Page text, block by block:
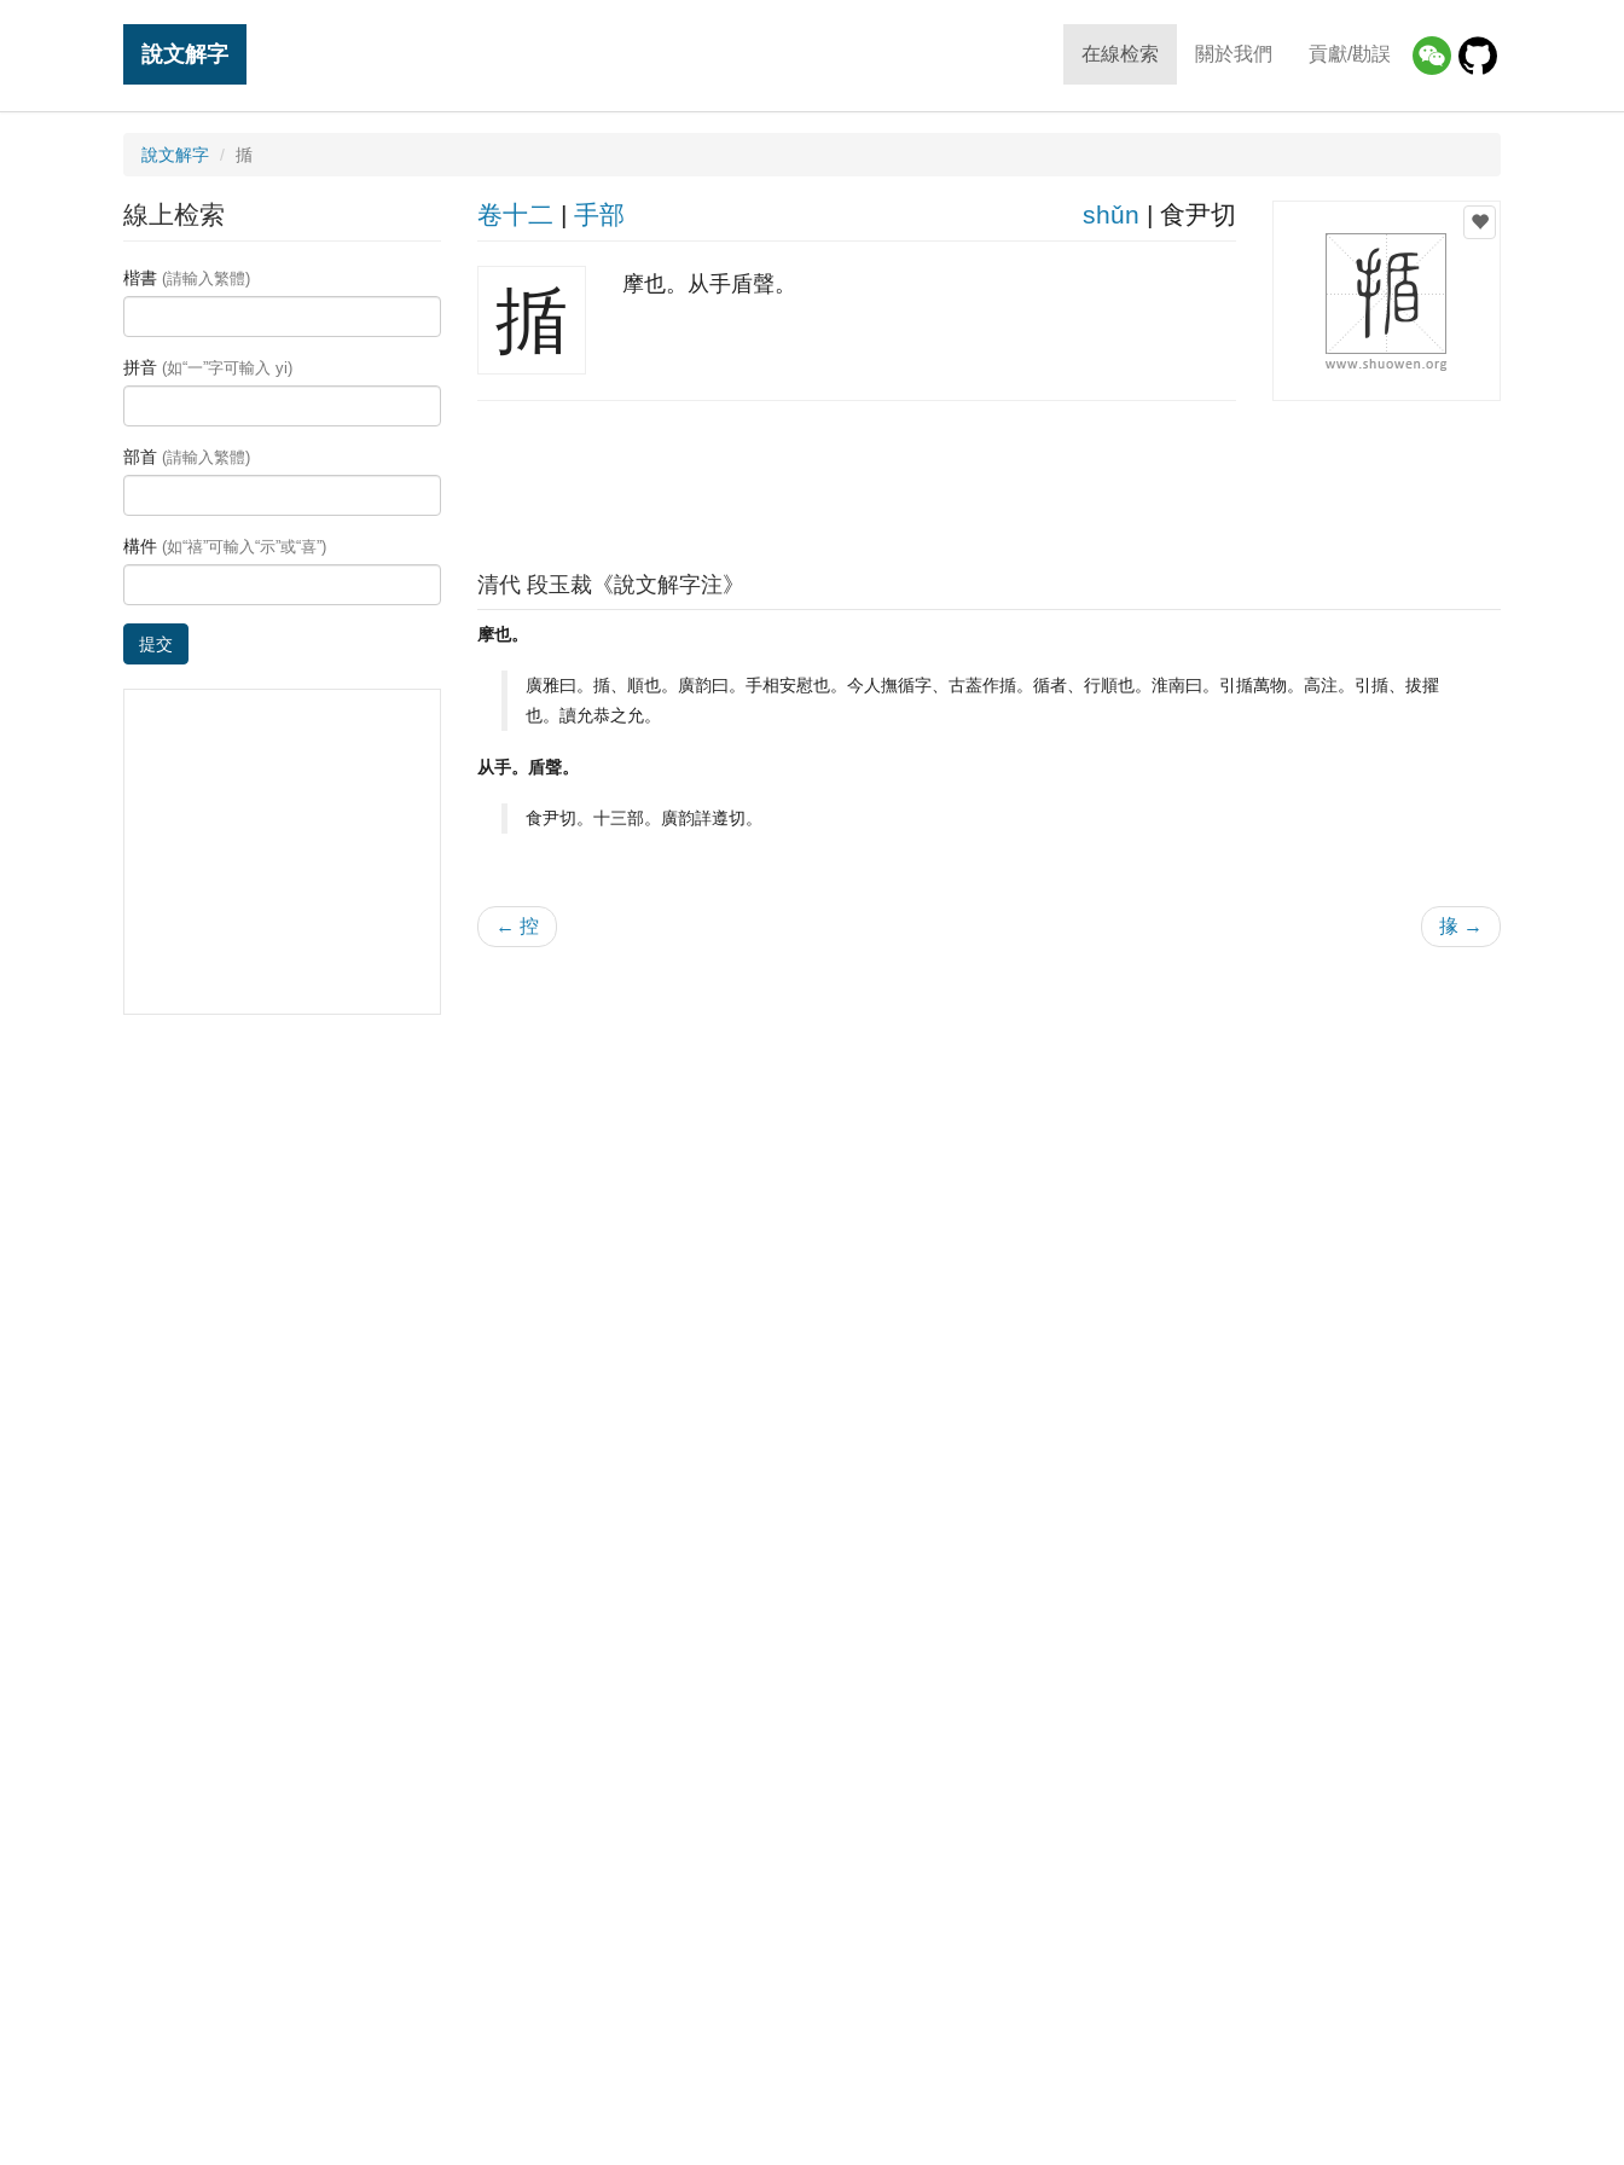
說文解字 在線检索 關於我們 貢獻/勘誤
說文解字 揗
卷十二 | 手部 shǔn | 食尹切
揗 摩也。从手盾聲。
清代 段玉裁《說文解字注》
摩也。
廣雅曰。揗、順也。廣韵曰。手相安慰也。今人撫循字、古葢作揗。循者、行順也。淮南曰。引揗萬物。高注。引揗、拔擢
也。讀允恭之允。
从手。盾聲。
食尹切。十三部。廣韵詳遵切。
← 控 掾 →
線上检索
楷書 (請輸入繁體)
拼音 (如“一”字可輸入 yi)
部首 (請輸入繁體)
構件 (如“禧”可輸入“示”或“喜”)
提交